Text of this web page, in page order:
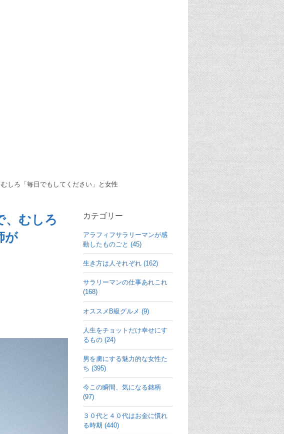
しろ「毎日でもしてください」と女性
、むしろ
が
カテゴリー
アラフィフサラリーマンが感
動したものごと (45)
生き方は人それぞれ (162)
サラリーマンの仕事あれこれ
(168)
オススメB級グルメ (9)
人生をチョットだけ幸せにす
るもの (24)
男を虜にする魅力的な女性た
ち (395)
今この瞬間、気になる銘柄
(97)
３０代と４０代はお金に慣れ
る時期 (440)